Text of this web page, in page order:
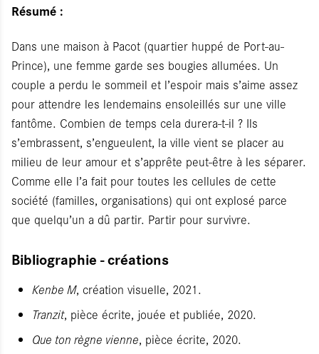
Résumé :
Dans une maison à Pacot (quartier huppé de Port-au-
Prince), une femme garde ses bougies allumées. Un
couple a perdu le sommeil et l’espoir mais s’aime assez
pour attendre les lendemains ensoleillés sur une ville
fantôme. Combien de temps cela durera-t-il ? Ils
s’embrassent, s’engueulent, la ville vient se placer au
milieu de leur amour et s’apprête peut-être à les séparer.
Comme elle l’a fait pour toutes les cellules de cette
société (familles, organisations) qui ont explosé parce
que quelqu’un a dû partir. Partir pour survivre.
Bibliographie - créations
Kenbe M, création visuelle, 2021.
Tranzit, pièce écrite, jouée et publiée, 2020.
Que ton règne vienne, pièce écrite, 2020.